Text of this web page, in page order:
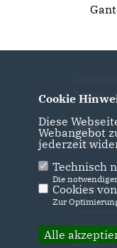
Juristen
@2026
Alle Rechte
Cookie
Diese
Webangebot
jederzeit
Technisch
Die
Cookies
Zur
Alle